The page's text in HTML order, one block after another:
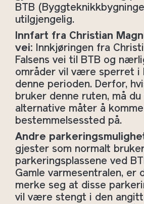
BTB
utilgjengelig.
Innfart fra Christian
vei: Innkjøringen fra
Falsens vei til BTB og
områder vil være sperret i
denne perioden. Derfor,
bruker denne ruten, må du
alternative måter å
bestemmelsessted på.
Andre
gjester som normalt
parkeringsplassene ved
Gamle varmesentralen, er
merke seg at disse
vil være stengt i den